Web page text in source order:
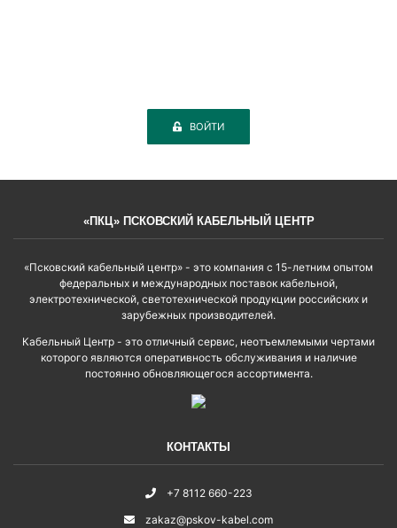
ВОЙТИ
«ПКЦ» ПСКОВСКИЙ КАБЕЛЬНЫЙ ЦЕНТР
«Псковский кабельный центр» - это компания с 15-летним опытом
федеральных и международных поставок кабельной,
электротехнической, светотехнической продукции российских и
зарубежных производителей.
Кабельный Центр - это отличный сервис, неотъемлемыми чертами
которого являются оперативность обслуживания и наличие
постоянно обновляющегося ассортимента.
КОНТАКТЫ
+7 8112 660-223
zakaz@pskov-kabel.com